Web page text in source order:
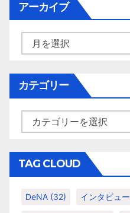
アーカイブ
ー
イ
ブ
カテゴリー
テ
リ
ー
TAG CLOUD
DeNA (32) インタビュー